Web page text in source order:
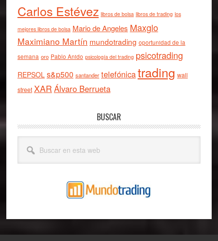
Carlos Estévez libros de bolsa libros de trading los
mejores libros de bolsa Mario de Angeles Maxglo
Maximiano Martín mundotrading oportunidad de la
semana oro Pablo Anido psicología del trading psicotrading
REPSOL s&p500 santander telefónicatrading wall
street XAR Álvaro Berrueta
BUSCAR
esta